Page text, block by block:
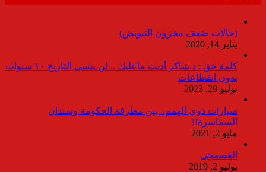
(حالات ضعف مخزون التبويض)
يناير 14, 2020
كلمة حق : د.شاكر أديت ماعليك .. لن ينسى التاريخ ١٠ سنوات
بدون انقطاعات
يوليو 29, 2023
سيارات ذوى الهمم.. بين مطرقة الحكومة وسندان
السماسرة!!
مايو 2, 2021
العضمجى
يوليو 2, 2019